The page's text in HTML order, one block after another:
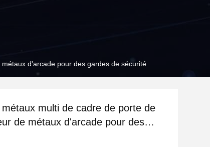
d'arcade pour des gardes de sécurité
multi de cadre de porte de
de métaux d'arcade pour des